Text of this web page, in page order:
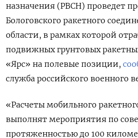
назначения (РВСН) проведет
Бологовского ракетного
области, в рамках которой
подвижных грунтовых
«Ярс» на полевые позиции,
служба российского военного
«Расчеты мобильного
выполнят мероприятия по
протяженностью до 100